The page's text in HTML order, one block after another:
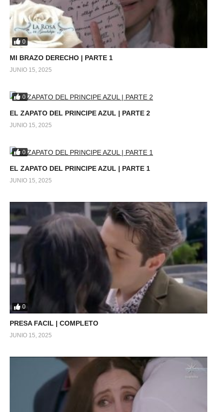
0
MI BRAZO DERECHO | PARTE 1
JUNIO 15, 2025
0
EL ZAPATO DEL PRINCIPE AZUL | PARTE 2
JUNIO 15, 2025
0
EL ZAPATO DEL PRINCIPE AZUL | PARTE 1
JUNIO 15, 2025
0
PRESA FACIL | COMPLETO
JUNIO 15, 2025